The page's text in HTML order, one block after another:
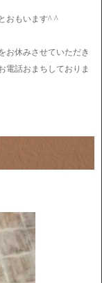
おもいます^ ^
お休みさせていただき
電話おまちしておりま